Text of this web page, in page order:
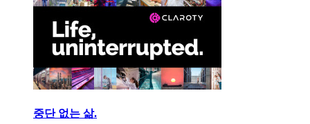
중단 없는 삶.